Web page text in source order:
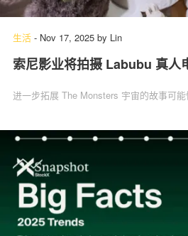
生活 - Nov 17, 2025 by Lin
索尼影业将拍摄 Labubu 真人
进一步拓展 The Monsters 宇宙的故事可能